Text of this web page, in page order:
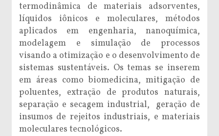
termodinâmica de materiais adsorventes,
líquidos iônicos e moleculares, métodos
aplicados em engenharia, nanoquímica,
modelagem e simulação de processos
visando a otimização e o desenvolvimento de
sistemas sustentáveis. Os temas se inserem
em áreas como biomedicina, mitigação de
poluentes, extração de produtos naturais,
separação e secagem industrial, geração de
insumos de rejeitos industriais, e materiais
moleculares tecnológicos.